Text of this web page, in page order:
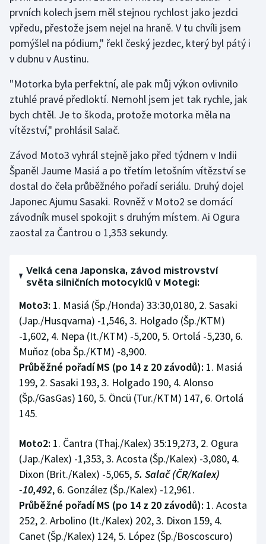
prvních kolech jsem měl stejnou rychlost jako jezdci
vpředu, přestože jsem nejel na hraně. V tu chvíli jsem
pomýšlel na pódium," řekl český jezdec, který byl pátý i
v dubnu v Austinu.
"Motorka byla perfektní, ale pak můj výkon ovlivnilo
ztuhlé pravé předloktí. Nemohl jsem jet tak rychle, jak
bych chtěl. Je to škoda, protože motorka měla na
vítězství," prohlásil Salač.
Závod Moto3 vyhrál stejně jako před týdnem v Indii
Španěl Jaume Masiá a po třetím letošním vítězství se
dostal do čela průběžného pořadí seriálu. Druhý dojel
Japonec Ajumu Sasaki. Rovněž v Moto2 se domácí
závodník musel spokojit s druhým místem. Ai Ogura
zaostal za Čantrou o 1,353 sekundy.
Velká cena Japonska, závod mistrovství
světa silničních motocyklů v Motegi:
Moto3: 1. Masiá (Šp./Honda) 33:30,0180, 2. Sasaki
(Jap./Husqvarna) -1,546, 3. Holgado (Šp./KTM)
-1,602, 4. Nepa (It./KTM) -5,200, 5. Ortolá -5,230, 6.
Muňoz (oba Šp./KTM) -8,900.
Průběžné pořadí MS (po 14 z 20 závodů): 1. Masiá
199, 2. Sasaki 193, 3. Holgado 190, 4. Alonso
(Šp./GasGas) 160, 5. Öncü (Tur./KTM) 147, 6. Ortolá
145.
Moto2: 1. Čantra (Thaj./Kalex) 35:19,273, 2. Ogura
(Jap./Kalex) -1,353, 3. Acosta (Šp./Kalex) -3,080, 4.
Dixon (Brit./Kalex) -5,065,5. Salač (ČR/Kalex)
-10,492, 6. González (Šp./Kalex) -12,961.
Průběžné pořadí MS (po 14 z 20 závodů): 1. Acosta
252, 2. Arbolino (It./Kalex) 202, 3. Dixon 159, 4.
Canet (Šp./Kalex) 124, 5. López (Šp./Boscoscuro)